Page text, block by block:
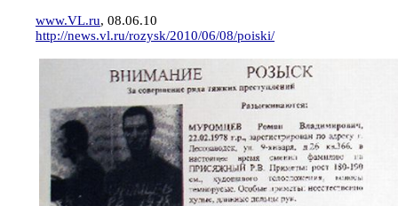
www.VL.ru, 08.06.10
http://news.vl.ru/rozysk/2010/06/08/poiski/